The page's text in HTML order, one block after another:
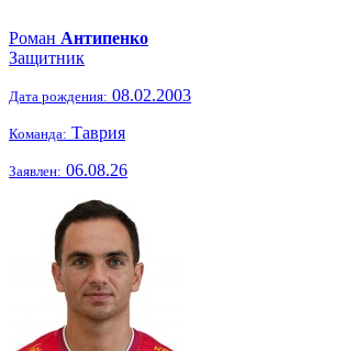
Роман Антипенко
Защитник
Дата рождения: 08.02.2003
Команда: Таврия
Заявлен: 06.08.26